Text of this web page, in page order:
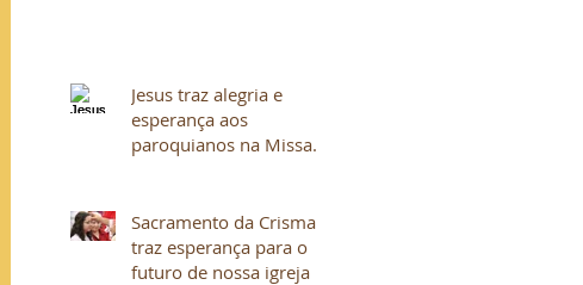
Jesus traz alegria e
esperança aos
paroquianos na Missa
Sacramento da Crisma
traz esperança para o
futuro de nossa igreja